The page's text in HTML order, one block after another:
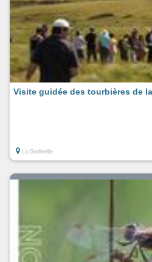
Visite guidée des tourbières de
La Godivelle